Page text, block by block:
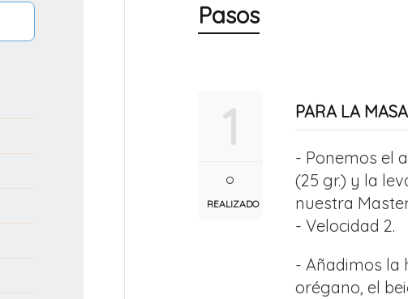
Pasos
1
REALIZADO
PARA LA
- Ponemos el
(25 gr.) y la
nuestra
- Velocidad 2.
- Añadimos la
orégano, el